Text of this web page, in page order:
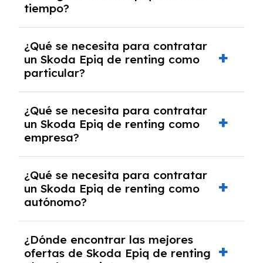
debido al resultado del estudio de viabilidad
económica.
tiempo?
pero puede haber penalizaciones por
cancelación anticipada. Es importante revisar
las condiciones del contrato y hablar con un
experto que te asesore.
¿Qué se necesita para contratar
un Skoda Epiq de renting como
particular?
y, en algunos casos, una consulta de solvencia
crediticia y un pago inicial.
¿Qué se necesita para contratar
un Skoda Epiq de renting como
empresa?
documentación financiera y, en algunos
casos, un informe de solvencia de la empresa
y un pago inicial.
¿Qué se necesita para contratar
un Skoda Epiq de renting como
autónomo?
autónomos, justificante de ingresos y, en
algunos casos, un informe fiscal y un pago
¿Dónde encontrar las mejores
ofertas de Skoda Epiq de renting